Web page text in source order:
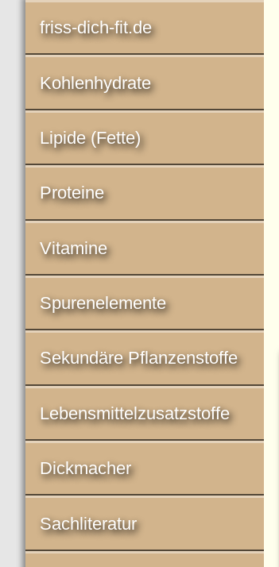
friss-dich-fit.de
Kohlenhydrate
Lipide (Fette)
Proteine
Vitamine
Spurenelemente
Sekundäre Pflanzenstoffe
Lebensmittelzusatzstoffe
Dickmacher
Sachliteratur